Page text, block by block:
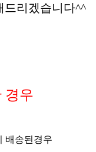
드리겠습니다^^
경우
배송된경우